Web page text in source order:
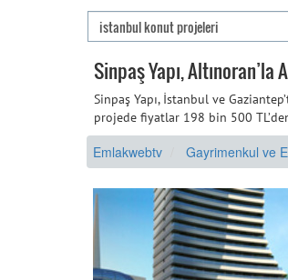
Sinpaş Yapı, Altınoran’la
Sinpaş Yapı, İstanbul ve
projede fiyatlar 198 bin 500
Emlakwebtv Gayrimenkul ve